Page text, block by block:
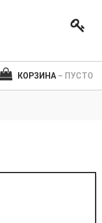
КОРЗИНА – ПУСТО